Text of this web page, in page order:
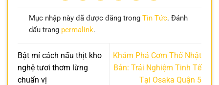
Mục nhập này đã được đăng trong Tin Tức. Đánh
dấu trang permalink.
Bật mí cách nấu thịt kho
nghệ tươi thơm lừng
chuẩn vị
Khám Phá Cơm Thố Nhật
Bản: Trải Nghiệm Tinh Tế
Tại Osaka Quận 5